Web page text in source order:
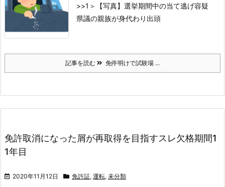
>>1 ＞【写真】選挙期間中の当て逃げ容疑
県議の親族が身代わり出頭
記事を読む 免停明けで試験場 ...
免許取消になった屑が再取得を目指すスレ欠格期間1
1年目
2020年11月12日 免許証, 運転, 未分類